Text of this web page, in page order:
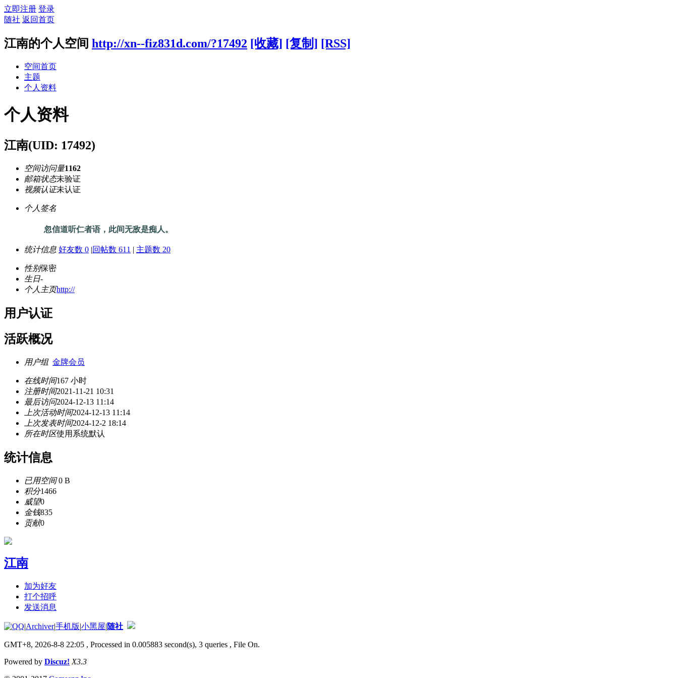
立即注册 登录
随社 返回首页
江南的个人空间 http://xn--fiz831d.com/?17492 [收藏] [复制] [RSS]
空间首页
主题
个人资料
个人资料
江南(UID: 17492)
空间访问量1162
邮箱状态未验证
视频认证未认证
个人签名
忽信道听仁者语，此间无敌是痴人。
统计信息 好友数 0 |回帖数 611 | 主题数 20
性别保密
生日-
个人主页http://
用户认证
活跃概况
用户组 金牌会员
在线时间167 小时
注册时间2021-11-21 10:31
最后访问2024-12-13 11:14
上次活动时间2024-12-13 11:14
上次发表时间2024-12-2 18:14
所在时区使用系统默认
统计信息
已用空间0 B
积分1466
威望0
金钱835
贡献0
江南
加为好友
打个招呼
发送消息
|Archiver|手机版|小黑屋|随社
GMT+8, 2026-8-8 22:05 , Processed in 0.005883 second(s), 3 queries , File On.
Powered by Discuz! X3.3